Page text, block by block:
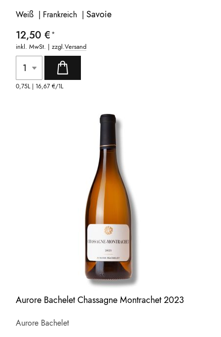
Weiß | Frankreich | Savoie
12,50 €
inkl. MwSt. | zzgl.Versand
0,75L | 16,67 €/1L
Aurore Bachelet Chassagne Montrachet 2023
Aurore Bachelet